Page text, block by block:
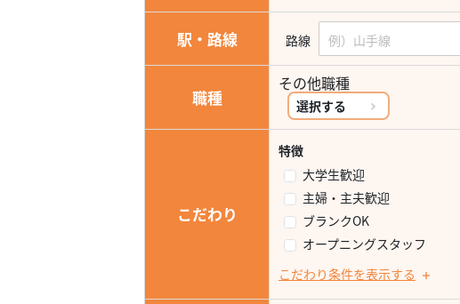
駅・路線 路線
職種
その他職種
選択する
こだわり
特徴
大学生歓迎
主婦・主夫歓迎
ブランクOK
オープニングスタッフ
こだわり条件を表示する